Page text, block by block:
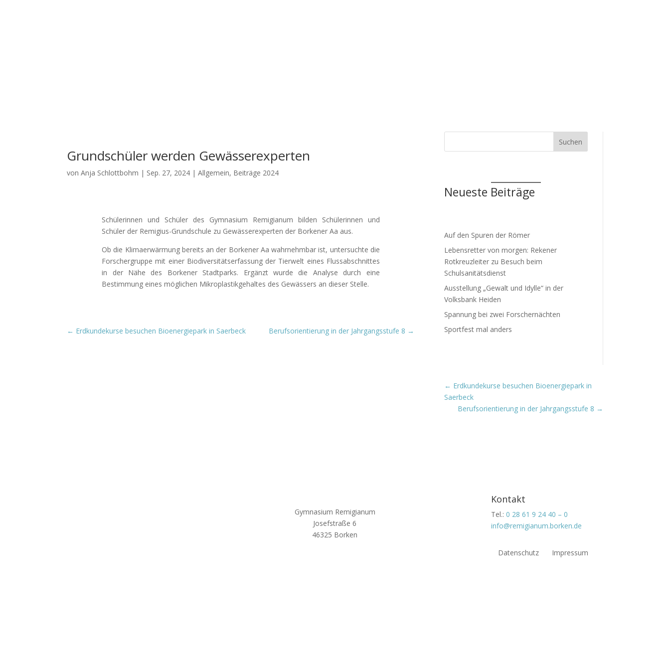
Grundschüler werden Gewässerexperten
vonAnja Schlottbohm | Sep. 27, 2024 |Allgemein, Beiträge 2024
Schülerinnen und Schüler des Gymnasium Remigianum bilden Schülerinnen und
Schüler der Remigius-Grundschule zu Gewässerexperten der Borkener Aa aus.
Ob die Klimaerwärmung bereits an der Borkener Aa wahrnehmbar ist, untersuchte die
Forschergruppe mit einer Biodiversitätserfassung der Tierwelt eines Flussabschnittes
in der Nähe des Borkener Stadtparks. Ergänzt wurde die Analyse durch eine
Bestimmung eines möglichen Mikroplastikgehaltes des Gewässers an dieser Stelle.
← Erdkundekurse besuchen Bioenergiepark in Saerbeck Berufsorientierung in der Jahrgangsstufe 8 →
Suchen
Neueste Beiträge
Auf den Spuren der Römer
Lebensretter von morgen: Rekener
Rotkreuzleiter zu Besuch beim
Schulsanitätsdienst
Ausstellung „Gewalt und Idylle“ in der
Volksbank Heiden
Spannung bei zwei Forschernächten
Sportfest mal anders
← Erdkundekurse besuchen Bioenergiepark in
Saerbeck
Berufsorientierung in der Jahrgangsstufe 8 →
Gymnasium Remigianum
Josefstraße 6
46325 Borken
Kontakt
Tel.:0 28 61 9 24 40 – 0
info@remigianum.borken.de
Datenschutz Impressum